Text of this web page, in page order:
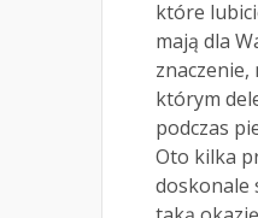
które
mają dla
znaczenie,
którym
podczas
Oto kilka
doskonale